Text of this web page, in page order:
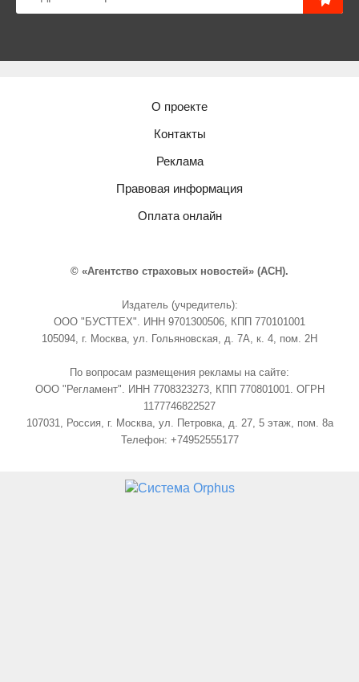
О проекте
Контакты
Реклама
Правовая информация
Оплата онлайн
© «Агентство страховых новостей» (АСН).
Издатель (учредитель):
ООО "БУСТТЕХ". ИНН 9701300506, КПП 770101001
105094, г. Москва, ул. Гольяновская, д. 7А, к. 4, пом. 2Н
По вопросам размещения рекламы на сайте:
ООО "Регламент". ИНН 7708323273, КПП 770801001. ОГРН
1177746822527
107031, Россия, г. Москва, ул. Петровка, д. 27, 5 этаж, пом. 8а
Телефон: +74952555177